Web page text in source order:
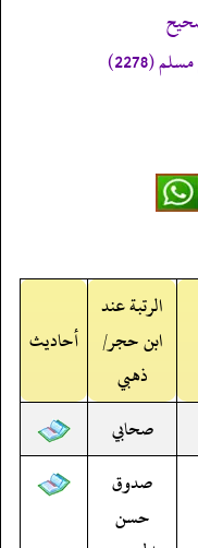
(2278)
الرتبة عند
ابن حجر/
ذهبي
أحاديث
صحابي
صدوق
حسن